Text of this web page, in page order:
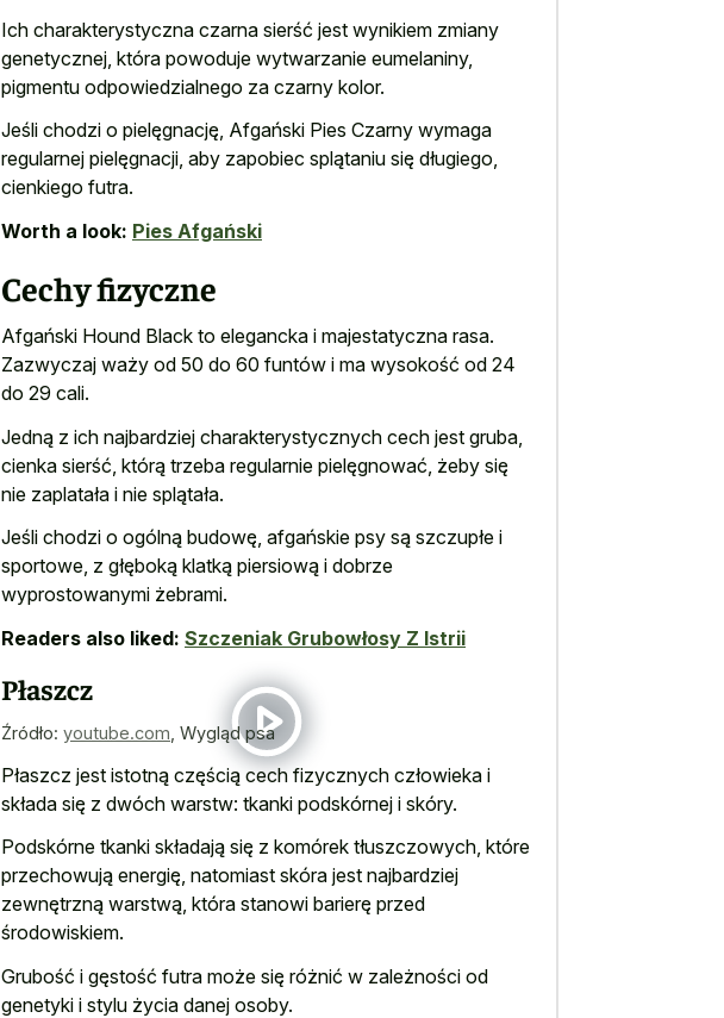
Ich charakterystyczna czarna sierść jest wynikiem zmiany
genetycznej, która powoduje wytwarzanie eumelaniny,
pigmentu odpowiedzialnego za czarny kolor.
Jeśli chodzi o pielęgnację, Afgański Pies Czarny wymaga
regularnej pielęgnacji, aby zapobiec splątaniu się długiego,
cienkiego futra.
Worth a look: Pies Afgański
Cechy fizyczne
Afgański Hound Black to elegancka i majestatyczna rasa.
Zazwyczaj waży od 50 do 60 funtów i ma wysokość od 24
do 29 cali.
Jedną z ich najbardziej charakterystycznych cech jest gruba,
cienka sierść, którą trzeba regularnie pielęgnować, żeby się
nie zaplatała i nie splątała.
Jeśli chodzi o ogólną budowę, afgańskie psy są szczupłe i
sportowe, z głęboką klatką piersiową i dobrze
wyprostowanymi żebrami.
Readers also liked: Szczeniak Grubowłosy Z Istrii
Płaszcz
Źródło: youtube.com Wygląd psa
Płaszcz jest istotną częścią cech fizycznych człowieka i
składa się z dwóch warstw: tkanki podskórnej i skóry.
Podskórne tkanki składają się z komórek tłuszczowych, które
przechowują energię, natomiast skóra jest najbardziej
zewnętrzną warstwą, która stanowi barierę przed
środowiskiem.
Grubość i gęstość futra może się różnić w zależności od
genetyki i stylu życia danej osoby.